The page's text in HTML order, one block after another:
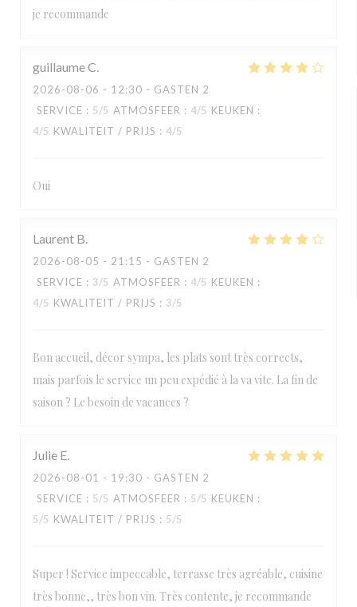
je recommande
guillaumeC
2026-08-06 - 12:30 - GASTEN 2
SERVICE : 5/5 ATMOSFEER : 4/5 KEUKEN :
4/5 KWALITEIT / PRIJS : 4/5
Oui
Laurent B
2026-08-05 - 21:15 - GASTEN 2
SERVICE : 3/5 ATMOSFEER : 4/5 KEUKEN :
4/5 KWALITEIT / PRIJS : 3/5
Bon accueil, décor sympa, les plats sont très corrects,
mais parfois le service un peu expédié à la va vite. La fin de
saison ? Le besoin de vacances ?
Julie E
2026-08-01 - 19:30 - GASTEN 2
SERVICE : 5/5 ATMOSFEER : 5/5 KEUKEN :
5/5 KWALITEIT / PRIJS : 5/5
Super ! Service impeccable, terrasse très agréable, cuisine
très bonne,, très bon vin. Très contente, je recommande